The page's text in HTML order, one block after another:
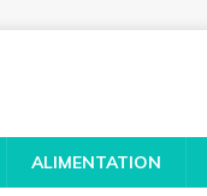
ALIMENTATION